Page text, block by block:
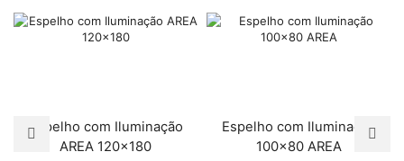
Espelho com Iluminação
AREA 120×180
Espelho com Iluminação
100×80 AREA